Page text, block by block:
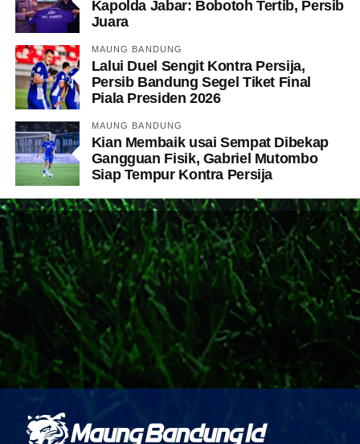
Kapolda Jabar: Bobotoh Tertib, Persib
Juara
MAUNG BANDUNG
Lalui Duel Sengit Kontra Persija,
Persib Bandung Segel Tiket Final
Piala Presiden 2026
MAUNG BANDUNG
Kian Membaik usai Sempat Dibekap
Gangguan Fisik, Gabriel Mutombo
Siap Tempur Kontra Persija